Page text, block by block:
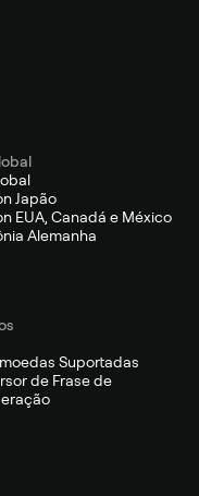
Japão
EUA, Canadá e México
Alemanha
Suportadas
de Frase de